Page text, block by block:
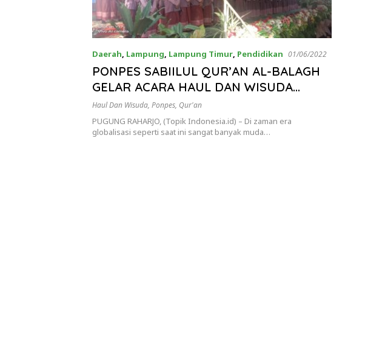
Daerah, Lampung, Lampung Timur, Pendidikan 01/06/2022
PONPES SABIILUL QUR’AN AL-BALAGH
GELAR ACARA HAUL DAN WISUDA
KHOTMIL QUR’AN
Haul Dan Wisuda, Ponpes, Qur'an
PUGUNG RAHARJO, (Topik Indonesia.id) – Di zaman era
globalisasi seperti saat ini sangat banyak muda…